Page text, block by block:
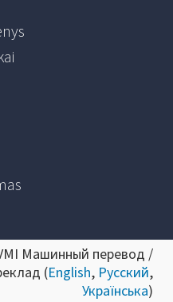
Машинный перевод /
(English, Русский,
Українська)